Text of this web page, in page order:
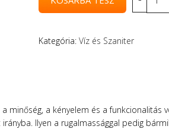
Kategória: Víz és Szaniter
a kényelem és a funkcionalitás
Ilyen a rugalmassággal pedig